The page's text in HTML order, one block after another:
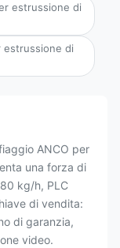
estrussione di
estrussione di
ANCO per
una forza di
kg/h, PLC
di vendita:
di garanzia,
video.